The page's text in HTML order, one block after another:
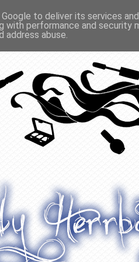
O ODŻYWIANIU
to deliver its services
with performance and
abuse.